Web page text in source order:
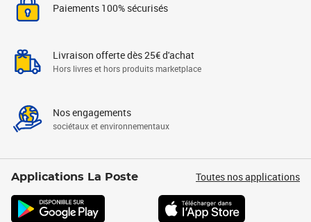
Paiements 100% sécurisés
Livraison offerte dès 25€ d'achat
Hors livres et hors produits marketplace
Nos engagements
sociétaux et environnementaux
Applications La Poste Toutes nos applications